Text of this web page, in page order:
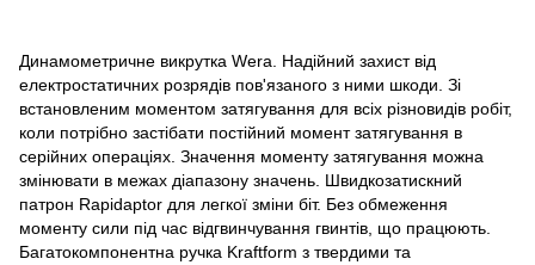
Динамометричне викрутка Wera. Надійний захист від
електростатичних розрядів пов'язаного з ними шкоди. Зі
встановленим моментом затягування для всіх різновидів робіт,
коли потрібно застібати постійний момент затягування в
серійних операціях. Значення моменту затягування можна
змінювати в межах діапазону значень. Швидкозатискний
патрон Rapidaptor для легкої зміни біт. Без обмеження
моменту сили під час відгвинчування гвинтів, що працюють.
Багатокомпонентна ручка Kraftform з твердими та